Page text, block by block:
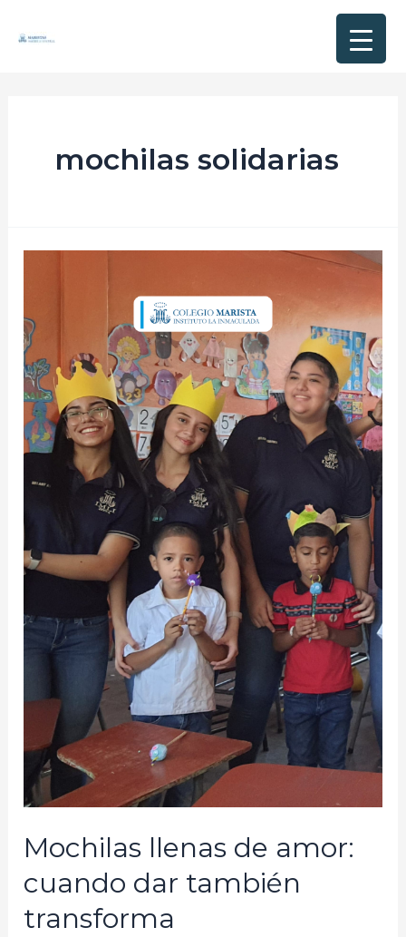
mochilas solidarias
Mochilas llenas de amor:
cuando dar también
transforma